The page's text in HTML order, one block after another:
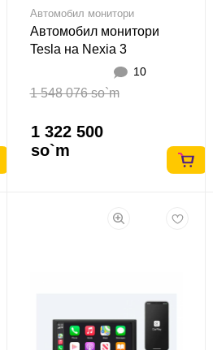
Автомобил монитори
Автомобил монитори
Tesla на Nexia 3
10
1 548 076 so`m
1 322 500
so`m